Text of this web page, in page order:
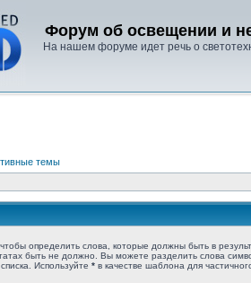
Форум об освещении и
На нашем форуме идет речь о
темы
, чтобы определить слова, которые должны быть в
быть не должно. Вы можете разделить слова
Используйте * в качестве шаблона для